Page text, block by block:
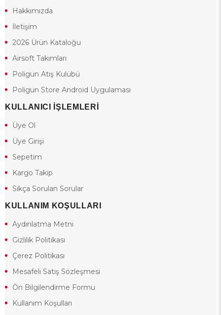
Hakkımızda
İletişim
2026 Ürün Kataloğu
Airsoft Takımları
Poligun Atış Kulübü
Poligun Store Android Uygulaması
KULLANICI İŞLEMLERİ
Üye Ol
Üye Girişi
Sepetim
Kargo Takip
Sıkça Sorulan Sorular
KULLANIM KOŞULLARI
Aydınlatma Metni
Gizlilik Politikası
Çerez Politikası
Mesafeli Satış Sözleşmesi
Ön Bilgilendirme Formu
Kullanım Koşulları